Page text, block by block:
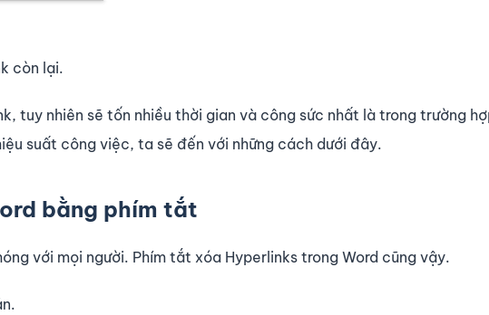
còn lại.
tuy nhiên sẽ tốn nhiều thời gian và công sức nhất là trong trường
suất công việc, ta sẽ đến với những cách dưới đây.
bằng phím tắt
với mọi người. Phím tắt xóa Hyperlinks trong Word cũng vậy.